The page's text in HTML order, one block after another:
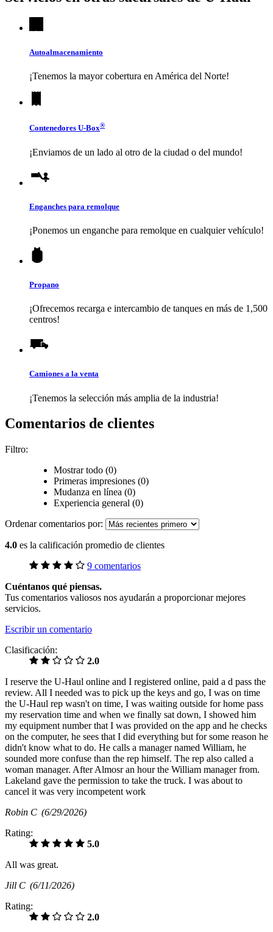
Autoalmacenamiento
¡Tenemos la mayor cobertura en América del Norte!
Contenedores U-Box®
¡Enviamos de un lado al otro de la ciudad o del mundo!
Enganches para remolque
¡Ponemos un enganche para remolque en cualquier vehículo!
Propano
¡Ofrecemos recarga e intercambio de tanques en más de 1,500
centros!
Camiones a la venta
¡Tenemos la selección más amplia de la industria!
Comentarios de clientes
Filtro:
Mostrar todo (0)
Primeras impresiones (0)
Mudanza en línea (0)
Experiencia general (0)
Ordenar comentarios por:
4.0 es la calificación promedio de clientes
9 comentarios
Cuéntanos qué piensas.
Tus comentarios valiosos nos ayudarán a proporcionar mejores
servicios.
Escribir un comentario
Clasificación:
2.0
I reserve the U-Haul online and I registered online, paid a d pass the
review. All I needed was to pick up the keys and go, I was on time
the U-Haul rep wasn't on time, I was waiting outside for home pass
my reservation time and when we finally sat down, I showed him
my equipment number that I was provided on the app and he checks
on the computer, he sees that I did everything but for some reason he
didn't know what to do. He calls a manager named William, he
sounded more confuse than the rep himself. The rep also called a
woman manager. After Almosr an hour the William manager from.
Lakeland gave the permission to take the truck. I was about to
cancel it was very incompetent work
Robin C (6/29/2026)
Rating:
5.0
All was great.
Jill C (6/11/2026)
Rating:
2.0